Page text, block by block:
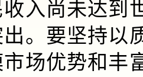
收入尚未达到
出。要坚持以
市场优势和丰